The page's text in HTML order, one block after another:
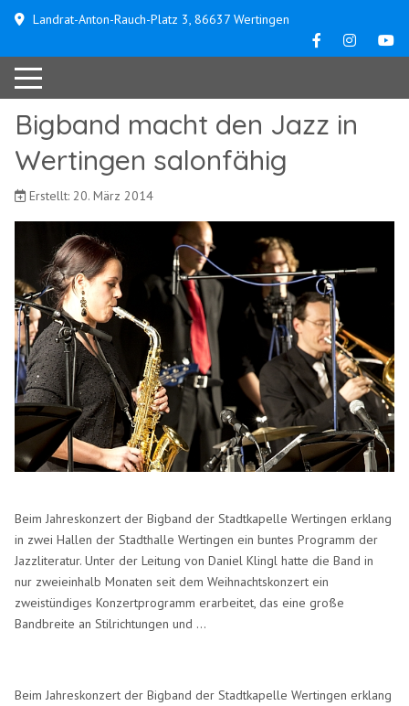
Landrat-Anton-Rauch-Platz 3, 86637 Wertingen
Bigband macht den Jazz in
Wertingen salonfähig
Erstellt: 20. März 2014
Beim Jahreskonzert der Bigband der Stadtkapelle Wertingen erklang
in zwei Hallen der Stadthalle Wertingen ein buntes Programm der
Jazzliteratur. Unter der Leitung von Daniel Klingl hatte die Band in
nur zweieinhalb Monaten seit dem Weihnachtskonzert ein
zweistündiges Konzertprogramm erarbeitet, das eine große
Bandbreite an Stilrichtungen und ...
Beim Jahreskonzert der Bigband der Stadtkapelle Wertingen erklang